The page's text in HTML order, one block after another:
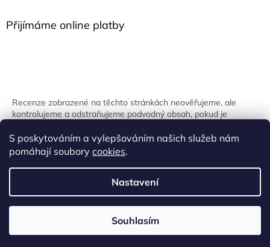
S poskytováním a vylepšováním našich služeb nám
pomáhají soubory cookies.
Nastavení
Souhlasím
Přijímáme online platby
Recenze zobrazené na těchto stránkách neověřujeme, ale
kontrolujeme a odstraňujeme podvodný obsah, pokud je
Vytvořil Shoptet
Onpira.cz. Všechna práva vyhrazena.